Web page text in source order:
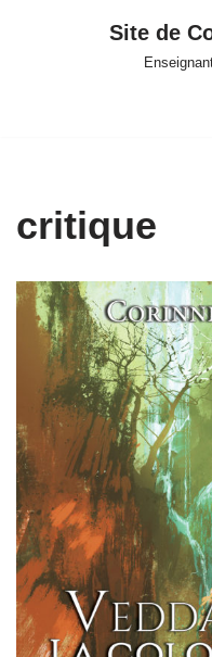
Site de
critique